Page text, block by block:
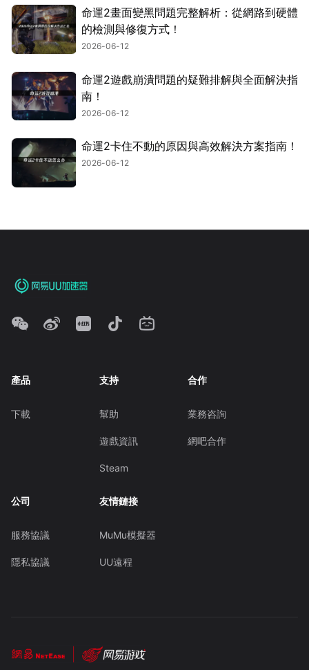
命運2畫面變黑問題完整解析：從網路到硬體
的檢測與修復方式！
2026-06-12
命運2遊戲崩潰問題的疑難排解與全面解決指
南！
2026-06-12
命運2卡住不動的原因與高效解決方案指南！
2026-06-12
產品
下載
支持
幫助
遊戲資訊
Steam
合作
業務咨詢
網吧合作
公司
服務協議
隱私協議
友情鏈接
MuMu模擬器
UU遠程